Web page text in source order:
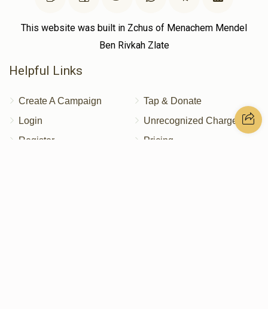
This website was built in Zchus of Menachem Mendel
Ben Rivkah Zlate
Helpful Links
Create A Campaign
Login
Register
Tap & Donate
Unrecognized Charge
Pricing